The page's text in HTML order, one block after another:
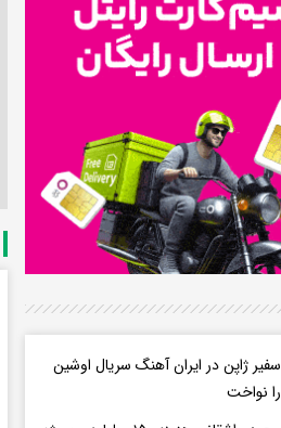
سفیر ژاپن در ایران آهنگ سریال اوشین
را نواخت